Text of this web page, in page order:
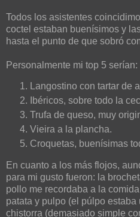
Todos los asistentes
coctel estaban buenísimos y
hasta el punto de que sobró
Personalmente mi top 5 serían:
Langostino con tartar de
Ibéricos, sobre todo la
Trufa de queso, muy
Vieira a la plancha.
Croquetas, buenísimas
En cuanto a los más flojos,
para mi gusto fueron: la
pollo me recordaba a la
patata y pulpo (el púlpo
chistorra (demasiado simple